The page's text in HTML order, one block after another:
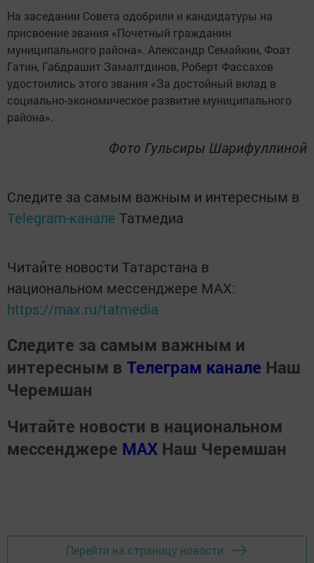
На заседании Совета одобрили и кандидатуры на
присвоение звания «Почетный гражданин
муниципального района». Александр Семайкин, Фоат
Гатин, Габдрашит Замалтдинов, Роберт Фассахов
удостоились этого звания «За достойный вклад в
социально-экономическое развитие муниципального
района».
Фото Гульсиры Шарифуллиной
Следите за самым важным и интересным в
Telegram-канале Татмедиа
Читайте новости Татарстана в
национальном мессенджере MАХ:
https://max.ru/tatmedia
Следите за самым важным и
интересным в Телеграм канале Наш
Черемшан
Читайте новости в национальном
мессенджере MАХ Наш Черемшан
Перейти на страницу новости